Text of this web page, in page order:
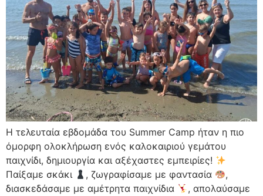
Η τελευταία εβδομάδα του Summer Camp ήταν η πιο
όμορφη ολοκλήρωση ενός καλοκαιριού γεμάτου
παιχνίδι, δημιουργία και αξέχαστες εμπειρίες!
Παίξαμε σκάκι
, ζωγραφίσαμε με φαντασία
,
διασκεδάσαμε με αμέτρητα παιχνίδια
, απολαύσαμε